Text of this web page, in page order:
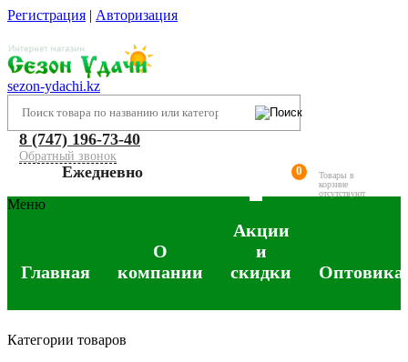
Регистрация | Авторизация
sezon-ydachi.kz
8 (747) 196-73-40
Обратный звонок
Ежедневно 0
Товары в
корзине
отсутствуют
Меню
Главная
О
компании
Акции
и
скидки
Категории товаров